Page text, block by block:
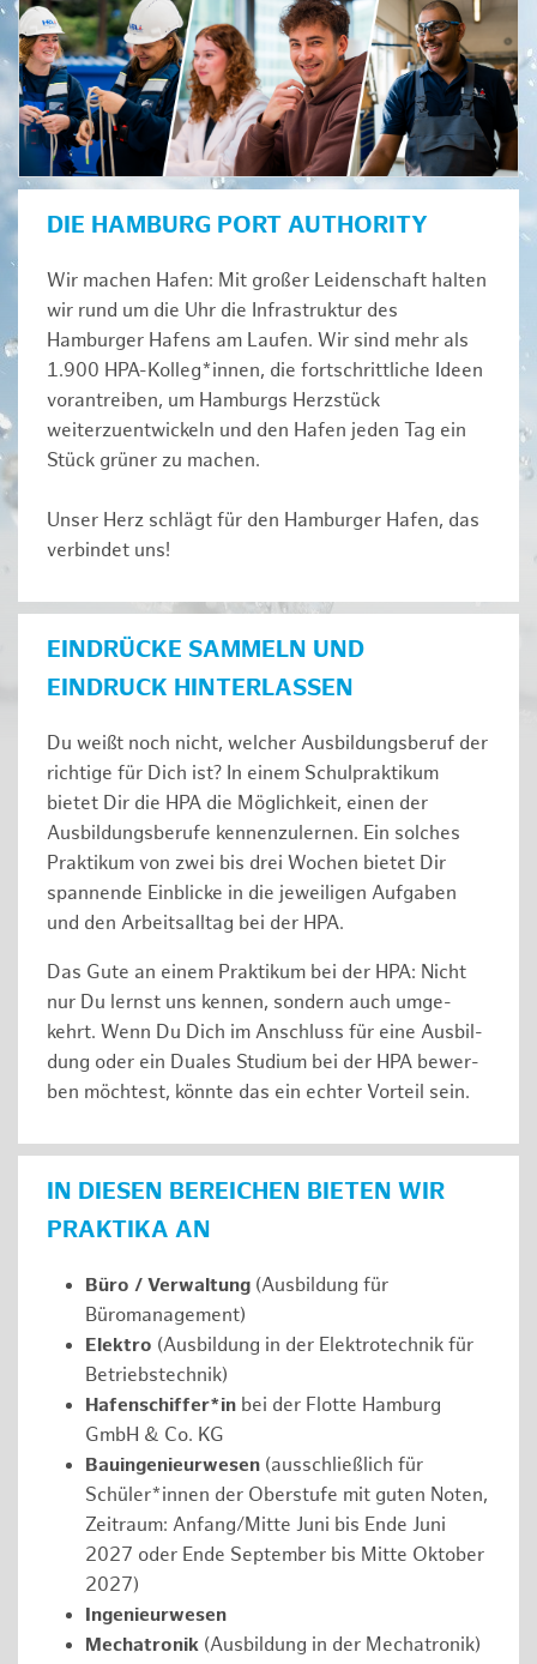
DIE HAMBURG PORT AUTHORITY
Wir machen Hafen: Mit großer Leidenschaft halten
wir rund um die Uhr die Infrastruktur des
Hamburger Hafens am Laufen. Wir sind mehr als
1.900 HPA-Kolleg*innen, die fortschrittliche Ideen
vorantreiben, um Hamburgs Herzstück
weiterzuentwickeln und den Hafen jeden Tag ein
Stück grüner zu machen.
Unser Herz schlägt für den Hamburger Hafen, das
verbindet uns!
EINDRÜCKE SAMMELN UND
EINDRUCK HINTERLASSEN
Du weißt noch nicht, welcher Ausbildungsberuf der
richtige für Dich ist? In einem Schulpraktikum
bietet Dir die HPA die Möglichkeit, einen der
Ausbildungsberufe kennenzulernen. Ein solches
Prak­ti­kum von zwei bis drei Wochen bie­tet Dir
span­nen­de Ein­bli­cke in die jeweiligen Aufgaben
und den Ar­beits­all­tag bei der HPA.
Das Gute an einem Praktikum bei der HPA: Nicht
nur Du lernst uns ken­nen, son­dern auch um­ge­
kehrt. Wenn Du Dich im An­schluss für eine Aus­bil­
dung oder ein Duales Studium bei der HPA be­wer­
ben möch­test, könnte das ein ech­ter Vor­teil sein.
IN DIESEN BEREICHEN BIETEN WIR
PRAKTIKA AN
Büro / Verwaltung (Ausbildung für
Büromanagement)
Elektro (Ausbildung in der Elektrotechnik für
Betriebstechnik)
Hafenschiffer*in bei der Flotte Hamburg
GmbH & Co. KG
Bauingenieurwesen (ausschließlich für
Schüler*innen der Oberstufe mit guten Noten,
Zeitraum: Anfang/Mitte Juni bis Ende Juni
2027 oder Ende September bis Mitte Oktober
2027)
Ingenieurwesen
Mechatronik (Ausbildung in der Mechatronik)